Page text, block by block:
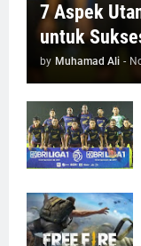
7 Aspek
untuk
by Muhamad Ali -